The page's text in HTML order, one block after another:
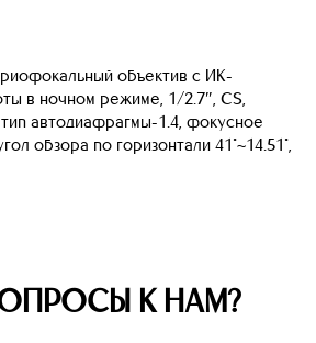
объектив с ИК-
в ночном режиме, 1/2.7″, CS,
автодиафрагмы-1.4, фокусное
обзора по горизонтали 41°~14.51°,
К НАМ?